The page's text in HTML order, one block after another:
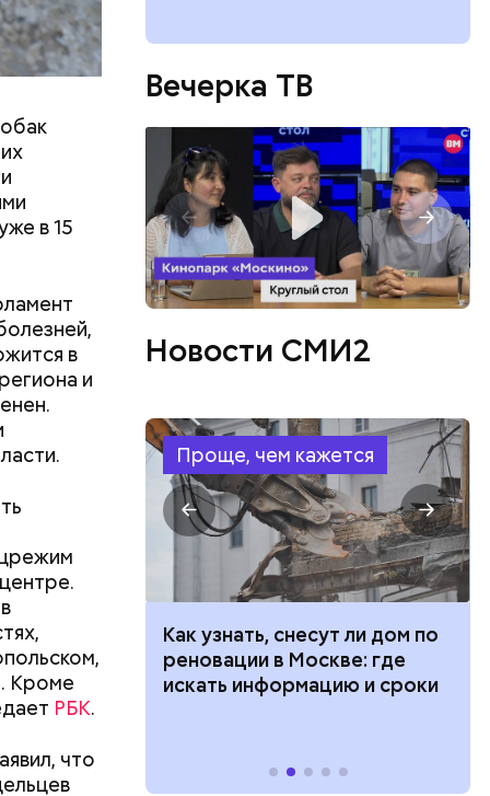
в 15
в
и
Кроме
РБК.
что
Вечерка ТВ
Новости СМИ2
Проще, чем кажется
тысяч
при
кто может
нужны
Как узнать, снесут ли дом по
реновации в Москве: где
искать информацию и сроки